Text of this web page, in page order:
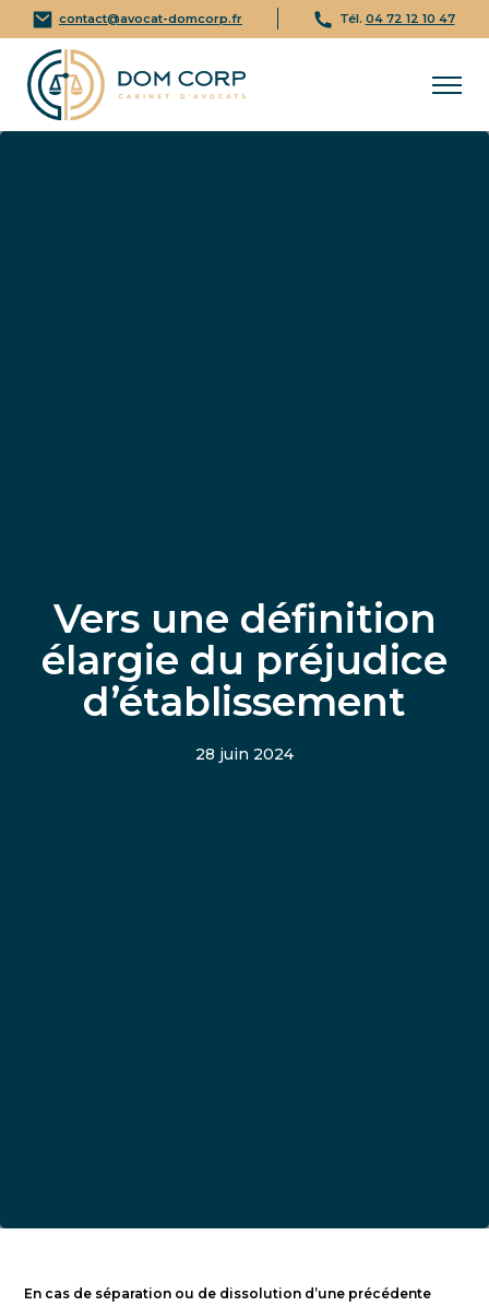
contact@avocat-domcorp.fr Tél. 04 72 12 10 47
Vers une définition
élargie du préjudice
d’établissement
28 juin 2024
En cas de séparation ou de dissolution d’une précédente